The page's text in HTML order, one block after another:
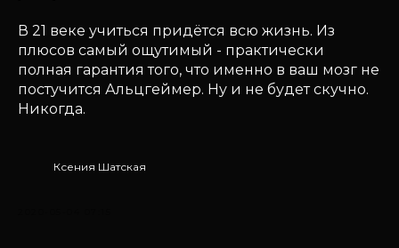
В 21 веке учиться придётся всю жизнь. Из
плюсов самый ощутимый - практически
полная гарантия того, что именно в ваш мозг не
постучится Альцгеймер. Ну и не будет скучно.
Никогда.
Ксения Шатская